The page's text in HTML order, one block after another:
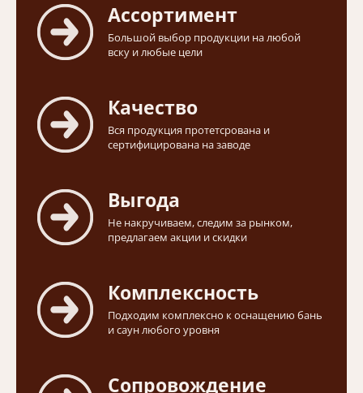
Ассортимент
Большой выбор продукции на любой
вску и любые цели
Качество
Вся продукция протетсрована и
сертифицирована на заводе
Выгода
Не накручиваем, следим за рынком,
предлагаем акции и скидки
Комплексность
Подходим комплексно к оснащению бань
и саун любого уровня
Сопровождение